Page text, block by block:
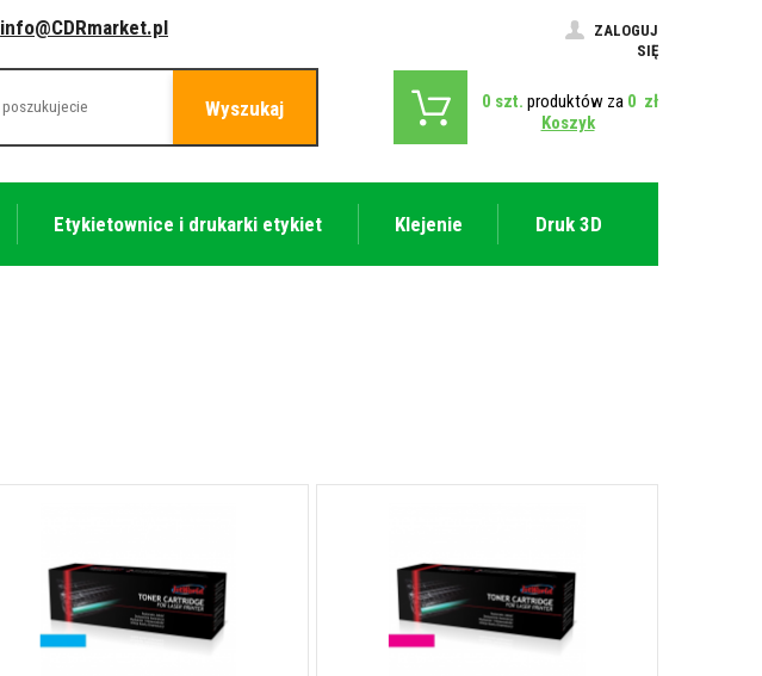
info@CDRmarket.pl
ZALOGUJ
SIĘ
Wyszukaj 0 szt. produktów za 0 zł
Koszyk
Etykietownice i drukarki etykiet Klejenie Druk 3D